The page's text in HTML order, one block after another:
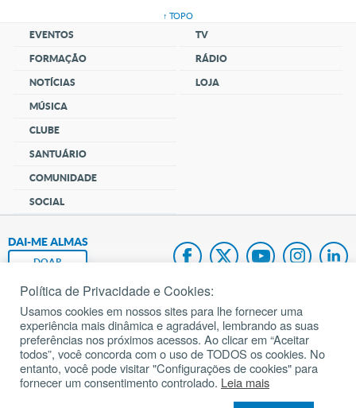
↑ TOPO
EVENTOS
FORMAÇÃO
NOTÍCIAS
MÚSICA
CLUBE
SANTUÁRIO
COMUNIDADE
SOCIAL
TV
RÁDIO
LOJA
DAI-ME ALMAS
DOAR
Fundação João Paulo II
Pedido de Oração
Mapa do site
Política de Privacidade e Cookies:
Usamos cookies em nossos sites para lhe fornecer uma
experiência mais dinâmica e agradável, lembrando as suas
preferências nos próximos acessos. Ao clicar em “Aceitar
todos”, você concorda com o uso de TODOS os cookies. No
entanto, você pode visitar "Configurações de cookies" para
fornecer um consentimento controlado. Leia mais